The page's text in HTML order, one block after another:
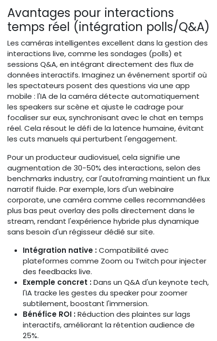
Avantages pour interactions
temps réel (intégration polls/Q&A)
Les caméras intelligentes excellent dans la gestion des
interactions live, comme les sondages (polls) et
sessions Q&A, en intégrant directement des flux de
données interactifs. Imaginez un événement sportif où
les spectateurs posent des questions via une app
mobile : l'IA de la caméra détecte automatiquement
les speakers sur scène et ajuste le cadrage pour
focaliser sur eux, synchronisant avec le chat en temps
réel. Cela résout le défi de la latence humaine, évitant
les cuts manuels qui perturbent l'engagement.
Pour un producteur audiovisuel, cela signifie une
augmentation de 30-50% des interactions, selon des
benchmarks industry, car l'autoframing maintient un flux
narratif fluide. Par exemple, lors d'un webinaire
corporate, une caméra comme celles recommandées
plus bas peut overlay des polls directement dans le
stream, rendant l'expérience hybride plus dynamique
sans besoin d'un régisseur dédié sur site.
Intégration native :Compatibilité avec
plateformes comme Zoom ou Twitch pour injecter
des feedbacks live.
Exemple concret :Dans un Q&A d'un keynote tech,
l'IA tracke les gestes du speaker pour zoomer
subtilement, boostant l'immersion.
Bénéfice ROI :Réduction des plaintes sur lags
interactifs, améliorant la rétention audience de
25%.